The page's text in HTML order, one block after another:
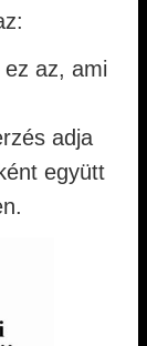
az, ami
adja
együtt